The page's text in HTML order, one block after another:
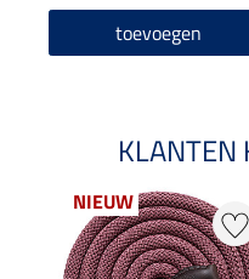
toevoegen
KLANTEN
NIEUW